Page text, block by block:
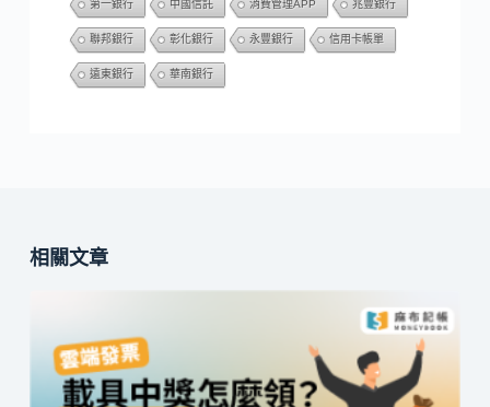
第一銀行 中國信託 消費管理APP 兆豐銀行
聯邦銀行 彰化銀行 永豐銀行 信用卡帳單
遠東銀行 華南銀行
相關文章